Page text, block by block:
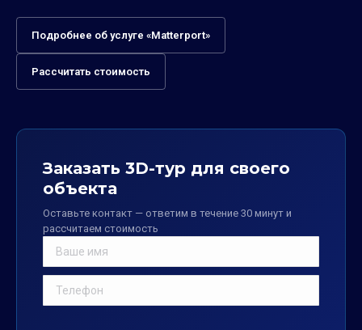
Подробнее об услуге «Matterport»
Рассчитать стоимость
Заказать 3D-тур для своего
объекта
Оставьте контакт — ответим в течение 30 минут и
рассчитаем стоимость